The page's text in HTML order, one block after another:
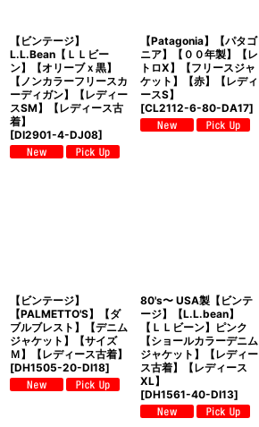
【ビンテージ】
L.L.Bean【ＬＬビー
ン】【オリーブｘ黒】
【ノンカラーフリースカ
ーディガン】【レディー
スSM】【レディース古
着】
[DI2901-4-DJ08]
【Patagonia】【パタゴ
ニア】【００年製】【レ
トロX】【フリースジャ
ケット】【赤】【レディ
ースS】
[CL2112-6-80-DA17]
【ビンテージ】
【PALMETTO'S】【ダ
ブルブレスト】【デニム
ジャケット】【サイズ
Ｍ】【レディース古着】
[DH1505-20-DI18]
80's〜 USA製【ビンテ
ージ】【L.L.bean】
【ＬＬビーン】ピンク
【ショールカラーデニム
ジャケット】【レディー
ス古着】【レディース
XL】
[DH1561-40-DI13]